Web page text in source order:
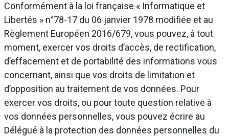
Conformément à la loi française « Informatique et
Libertés » n°78-17 du 06 janvier 1978 modifiée et au
Règlement Européen 2016/679, vous pouvez, à tout
moment, exercer vos droits d’accès, de rectification,
d’effacement et de portabilité des informations vous
concernant, ainsi que vos droits de limitation et
d’opposition au traitement de vos données. Pour
exercer vos droits, ou pour toute question relative à
vos données personnelles, vous pouvez écrire au
Délégué à la protection des données personnelles du